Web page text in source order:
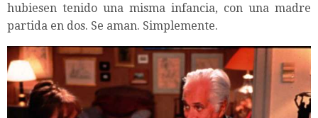
hubiesen tenido una misma infancia, con una madre
partida en dos. Se aman. Simplemente.